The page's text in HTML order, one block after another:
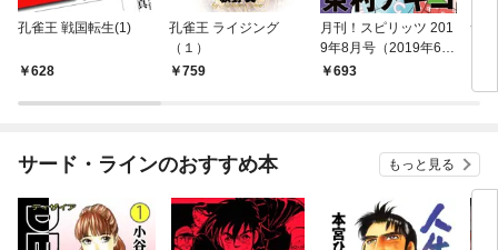
孔雀王 戦国転生(1)
628
孔雀王 ライジング
（１）
759
月刊！スピリッツ 201
9年8月号（2019年6月
27日発売号）
693
サ
サード・ラインのおすすめ本 もっと見る